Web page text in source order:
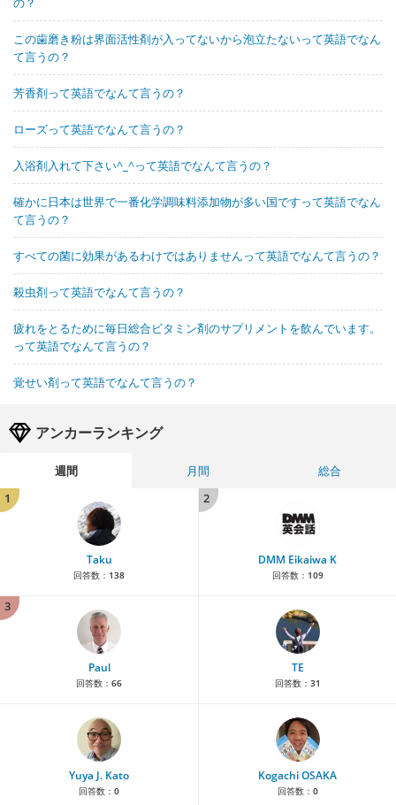
この歯磨き粉は界面活性剤が入ってないから泡立たないって英語でなん
て言うの？
芳香剤って英語でなんて言うの？
ローズって英語でなんて言うの？
入浴剤入れて下さい^_^って英語でなんて言うの？
確かに日本は世界で一番化学調味料添加物が多い国ですって英語でなん
て言うの？
すべての菌に効果があるわけではありませんって英語でなんて言うの？
殺虫剤って英語でなんて言うの？
疲れをとるために毎日総合ビタミン剤のサプリメントを飲んでいます。
って英語でなんて言うの？
覚せい剤って英語でなんて言うの？
アンカーランキング
週間 月間
総合
1
Taku
回答数： 138
2
DMM Eikaiwa K
回答数： 109
3
Paul
回答数： 66
TE
回答数： 31
Yuya J. Kato
回答数： 0
Kogachi OSAKA
回答数： 0